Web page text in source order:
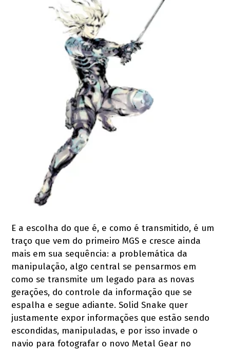
E a escolha do que é, e como é transmitido, é um
traço que vem do primeiro MGS e cresce ainda
mais em sua sequência: a problemática da
manipulação, algo central se pensarmos em
como se transmite um legado para as novas
gerações, do controle da informação que se
espalha e segue adiante. Solid Snake quer
justamente expor informações que estão sendo
escondidas, manipuladas, e por isso invade o
navio para fotografar o novo Metal Gear no